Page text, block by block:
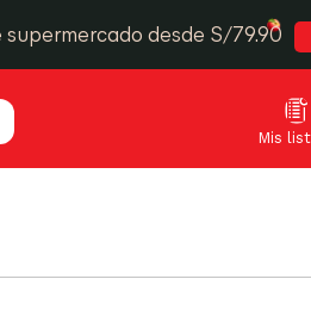
desde S/79.90